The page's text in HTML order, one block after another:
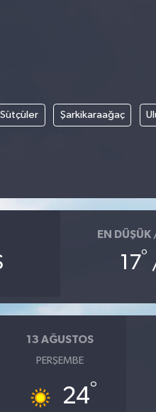
Sütçüler Şarkikaraağaç
EN DÜŞÜK
17°
13 AĞUSTOS
PERŞEMBE
24°